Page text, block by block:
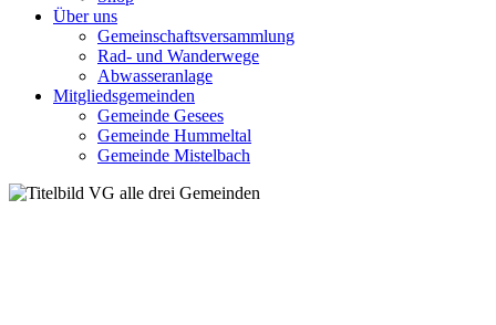
Über uns
Gemeinschaftsversammlung
Rad- und Wanderwege
Abwasseranlage
Mitgliedsgemeinden
Gemeinde Gesees
Gemeinde Hummeltal
Gemeinde Mistelbach